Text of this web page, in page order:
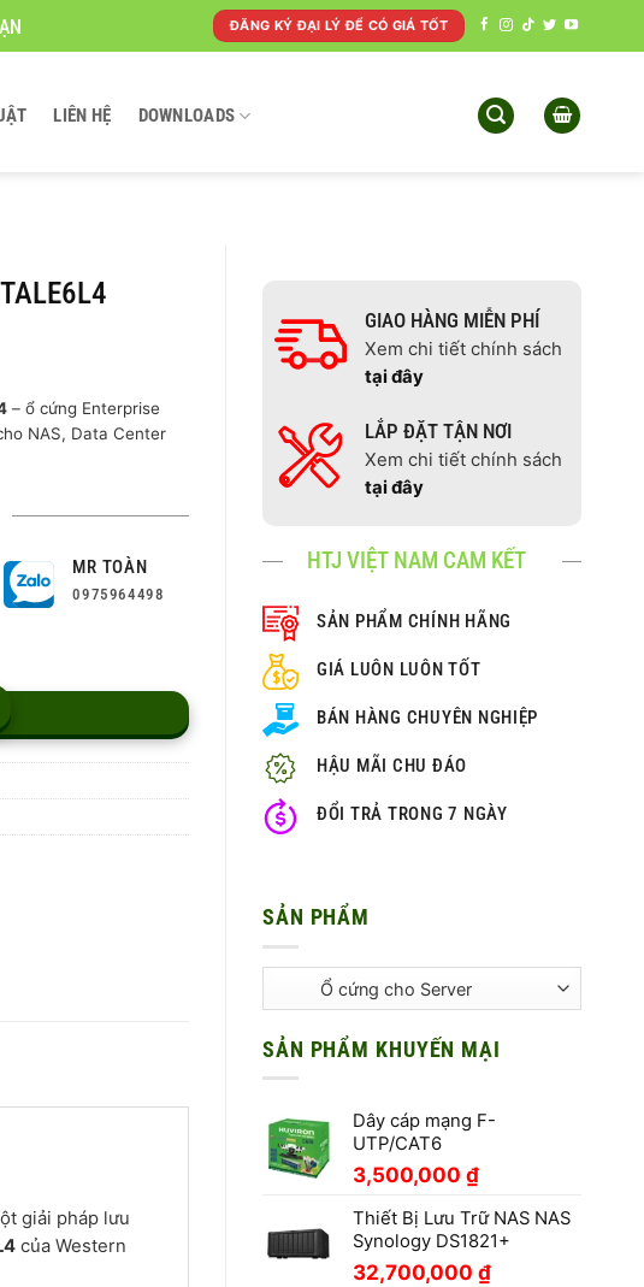
ĐĂNG KÝ ĐẠI LÝ ĐỂ CÓ GIÁ TỐT
LIÊN HỆ DOWNLOADS
GIAO HÀNG MIỄN PHÍ
Xem chi tiết chính sách
tại đây
LẮP ĐẶT TẬN NƠI
Xem chi tiết chính sách
tại đây
HTJ VIỆT NAM CAM KẾT
SẢN PHẨM CHÍNH HÃNG
GIÁ LUÔN LUÔN TỐT
BÁN HÀNG CHUYÊN NGHIỆP
HẬU MÃI CHU ĐÁO
ĐỔI TRẢ TRONG 7 NGÀY
SẢN PHẨM
SẢN PHẨM KHUYẾN MẠI
Dây cáp mạng F-
UTP/CAT6
3,500,000 ₫
Thiết Bị Lưu Trữ NAS NAS
Synology DS1821+
32,700,000 ₫
– ổ cứng Enterprise
NAS, Data Center
MR TOÀN
0975964498
giải pháp lưu
của Western